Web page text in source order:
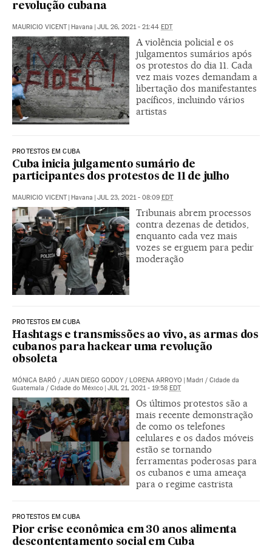
revolução cubana
MAURICIO VICENT | Havana | JUL 26, 2021 - 21:44 EDT
A violência policial e os
julgamentos sumários após
os protestos do dia 11. Cada
vez mais vozes demandam a
libertação dos manifestantes
pacíficos, incluindo vários
artistas
PROTESTOS EM CUBA
Cuba inicia julgamento sumário de
participantes dos protestos de 11 de julho
MAURICIO VICENT | Havana | JUL 23, 2021 - 08:09 EDT
Tribunais abrem processos
contra dezenas de detidos,
enquanto cada vez mais
vozes se erguem para pedir
moderação
PROTESTOS EM CUBA
Hashtags e transmissões ao vivo, as armas dos
cubanos para hackear uma revolução
obsoleta
MÓNICA BARÓ / JUAN DIEGO GODOY / LORENA ARROYO | Madri / Cidade da
Guatemala / Cidade do México | JUL 21, 2021 - 19:58 EDT
Os últimos protestos são a
mais recente demonstração
de como os telefones
celulares e os dados móveis
estão se tornando
ferramentas poderosas para
os cubanos e uma ameaça
para o regime castrista
PROTESTOS EM CUBA
Pior crise econômica em 30 anos alimenta
descontentamento social em Cuba